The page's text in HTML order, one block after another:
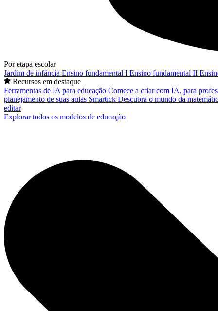
Por etapa escolar
Jardim de infância Ensino fundamental I Ensino fundamental II
Recursos em destaque
Ferramentas de IA para educação Comece a criar com IA, para
planejamento de suas aulas Smartick Descubra o mundo da
editar
Explorar todos os modelos de educação